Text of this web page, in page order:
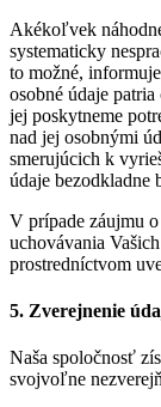
Akékoľvek
systematicky
to možné,
osobné údaje
jej poskytneme
nad jej osobnými
smerujúcich k
údaje bezodkladne
V prípade záujmu
uchovávania
prostredníctvom
5. Zverejnenie
Naša spoločnosť
svojvoľne